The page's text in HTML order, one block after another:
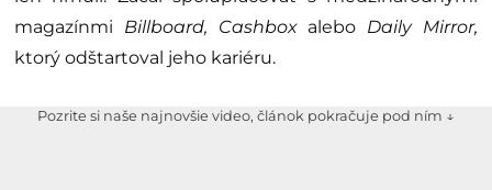
magazínmi Billboard, Cashbox alebo Daily Mirror,
ktorý odštartoval jeho kariéru.
Pozrite si naše najnovšie video, článok pokračuje pod ním ↓